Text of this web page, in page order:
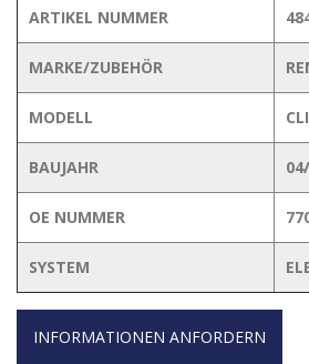
ARTIKEL NUMMER
MARKE/ZUBEHÖR
MODELL
BAUJAHR
OE NUMMER
SYSTEM
INFORMATIONEN ANFORDERN